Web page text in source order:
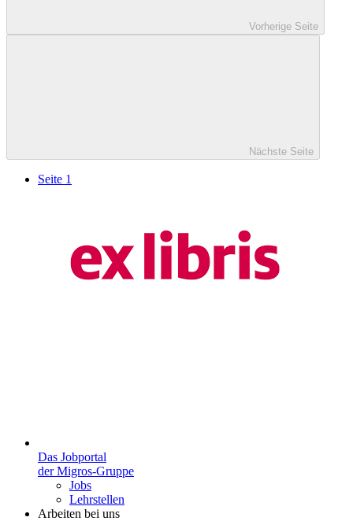
Vorherige Seite
Nächste Seite
Seite 1
Das Jobportal
der Migros-Gruppe
Jobs
Lehrstellen
Arbeiten bei uns